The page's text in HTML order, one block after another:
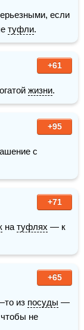
если
туфли.
+61
жизни.
+95
с
+71
на туфлях — к
+65
из посуды —
не